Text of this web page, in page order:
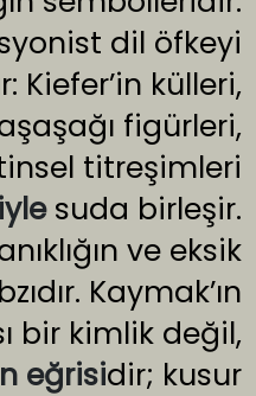
dil öfkeyi
Kiefer’in külleri,
figürleri,
titreşimleri
suda birleşir.
ve eksik
Kaymak’ın
bir kimlik değil,
eğrisidir; kusur